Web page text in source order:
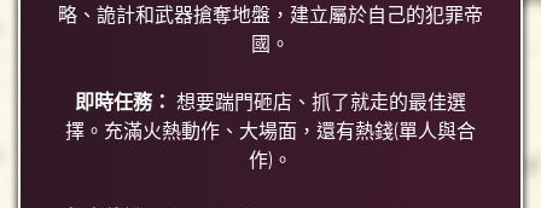
略、詭計和武器搶奪地盤，建立屬於自己的犯罪帝
國。
即時任務： 想要踹門砸店、抓了就走的最佳選
擇。充滿火熱動作、大場面，還有熱錢(單人與合
作)。